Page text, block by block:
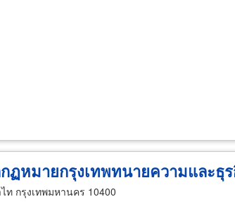
หมายกรุงเทพทนายความและธุ
กรุงเทพมหานคร 10400